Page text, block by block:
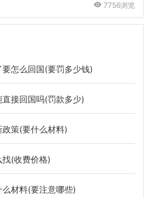
7756浏览
怎么回国(要罚多少钱)
接回国吗(罚款多少)
策(要什么材料)
(收费价格)
材料(要注意哪些)